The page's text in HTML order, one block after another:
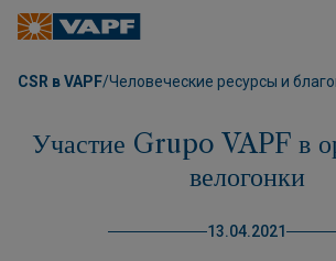
CSR в VAPF/Человеческие ресурсы и
Участие Grupo VAPF в
велогонки
13.04.2021